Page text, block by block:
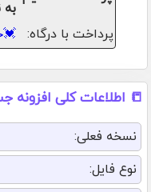
به
پرداخت با درگاه:
💓
📒 اطلاعات کلی افزونه
نسخه فعلی:
نوع فایل: